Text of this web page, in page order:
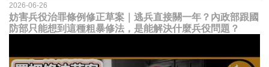
2026-06-26
妨害兵役治罪條例修正草案｜逃兵直接關一年？內政部跟國
防部只能想到這種粗暴修法，是能解決什麼兵役問題？